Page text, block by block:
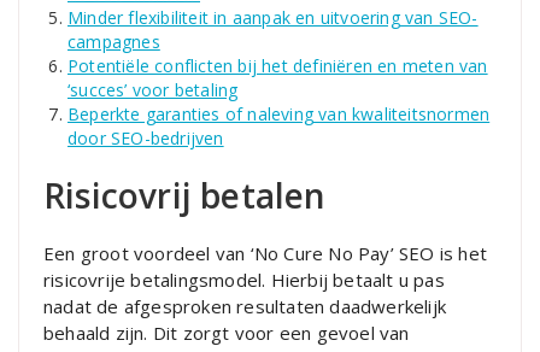
Minder flexibiliteit in aanpak en uitvoering van SEO-
campagnes
Potentiële conflicten bij het definiëren en meten van
‘succes’ voor betaling
Beperkte garanties of naleving van kwaliteitsnormen
door SEO-bedrijven
Risicovrij betalen
Een groot voordeel van ‘No Cure No Pay’ SEO is het
risicovrije betalingsmodel. Hierbij betaalt u pas
nadat de afgesproken resultaten daadwerkelijk
behaald zijn. Dit zorgt voor een gevoel van